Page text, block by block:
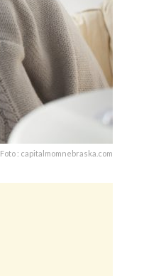
Foto : capitalmomnebraska.com